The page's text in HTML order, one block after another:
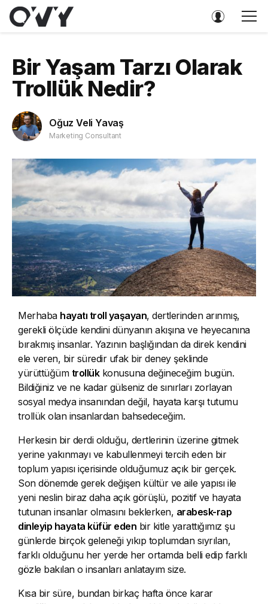
Bir Yaşam Tarzı Olarak
Trollük Nedir?
Oğuz Veli Yavaş
Marketing Consultant
Merhaba hayatı troll yaşayan, dertlerinden arınmış,
gerekli ölçüde kendini dünyanın akışına ve heyecanına
bırakmış insanlar. Yazının başlığından da direk kendini
ele veren, bir süredir ufak bir deney şeklinde
yürüttüğüm trollükkonusuna değineceğim bugün.
Bildiğiniz ve ne kadar gülseniz de sınırları zorlayan
sosyal medya insanından değil, hayata karşı tutumu
trollük olan insanlardan bahsedeceğim.
Herkesin bir derdi olduğu, dertlerinin üzerine gitmek
yerine yakınmayı ve kabullenmeyi tercih eden bir
toplum yapısı içerisinde olduğumuz açık bir gerçek.
Son dönemde gerek değişen kültür ve aile yapısı ile
yeni neslin biraz daha açık görüşlü, pozitif ve hayata
tutunan insanlar olmasını beklerken, arabesk-rap
dinleyip hayata küfür eden bir kitle yarattığımız şu
günlerde birçok geleneği yıkıp toplumdan sıyrılan,
farklı olduğunu her yerde her ortamda belli edip farklı
gözle bakılan o insanları anlatayım size.
Kısa bir süre, bundan birkaç hafta önce karar